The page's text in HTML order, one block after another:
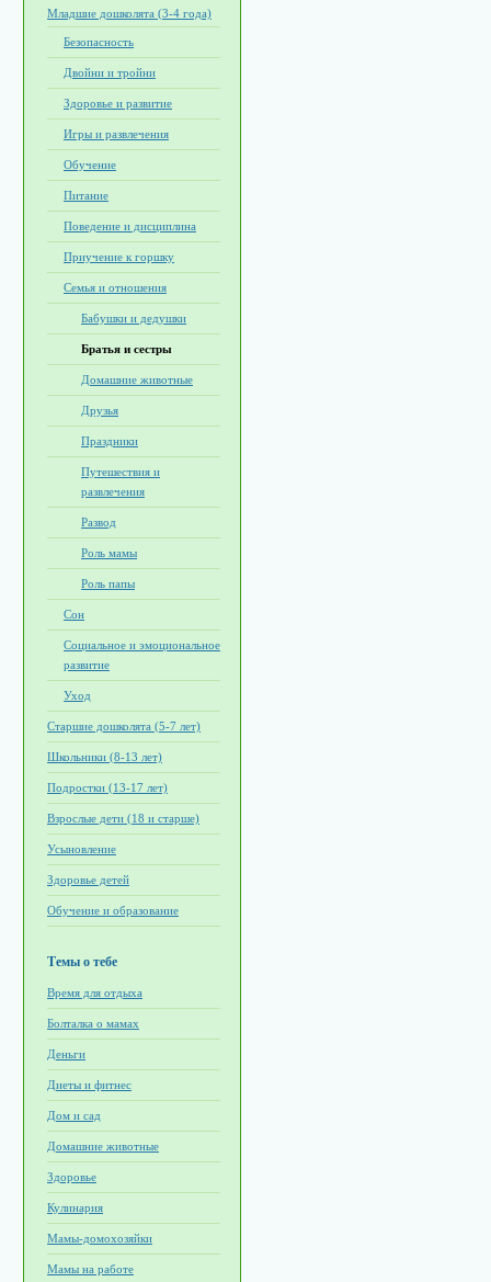
Младшие дошколята (3-4 года)
Безопасность
Двойни и тройни
Здоровье и развитие
Игры и развлечения
Обучение
Питание
Поведение и дисциплина
Приучение к горшку
Семья и отношения
Бабушки и дедушки
Братья и сестры
Домашние животные
Друзья
Праздники
Путешествия и
развлечения
Развод
Роль мамы
Роль папы
Сон
Социальное и эмоциональное
развитие
Уход
Старшие дошколята (5-7 лет)
Школьники (8-13 лет)
Подростки (13-17 лет)
Взрослые дети (18 и старше)
Усыновление
Здоровье детей
Обучение и образование
Темы о тебе
Время для отдыха
Болталка о мамах
Деньги
Диеты и фитнес
Дом и сад
Домашние животные
Здоровье
Кулинария
Мамы-домохозяйки
Мамы на работе